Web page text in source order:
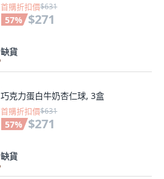
首購折扣價$631
57% $271
缺貨
巧克力蛋白牛奶杏仁球, 3盒
首購折扣價$631
57% $271
缺貨